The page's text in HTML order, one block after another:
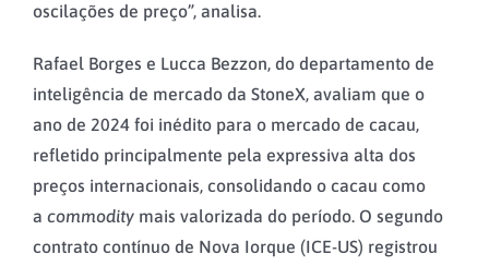
oscilações de preço”, analisa.
Rafael Borges e Lucca Bezzon, do departamento de
inteligência de mercado da StoneX, avaliam que o
ano de 2024 foi inédito para o mercado de cacau,
refletido principalmente pela expressiva alta dos
preços internacionais, consolidando o cacau como
a commodity mais valorizada do período. O segundo
contrato contínuo de Nova Iorque (ICE-US) registrou